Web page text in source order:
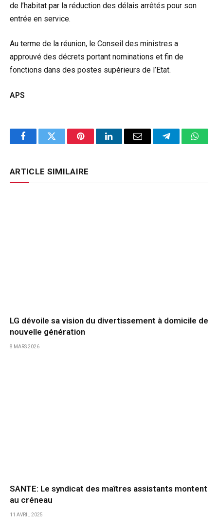
de l’habitat par la réduction des délais arrêtés pour son
entrée en service.
Au terme de la réunion, le Conseil des ministres a
approuvé des décrets portant nominations et fin de
fonctions dans des postes supérieurs de l’Etat.
APS
FacebookTwitter PinterestLinkedInEmail Telegram
ARTICLE SIMILAIRE
LG dévoile sa vision du divertissement à domicile de
nouvelle génération
8 MARS 2026
SANTE: Le syndicat des maîtres assistants montent
au créneau
11 AVRIL 2025